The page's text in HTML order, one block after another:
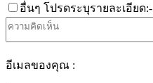
อื่นๆ โปรดระบุรายละเอียด:-
อีเมลของคุณ :